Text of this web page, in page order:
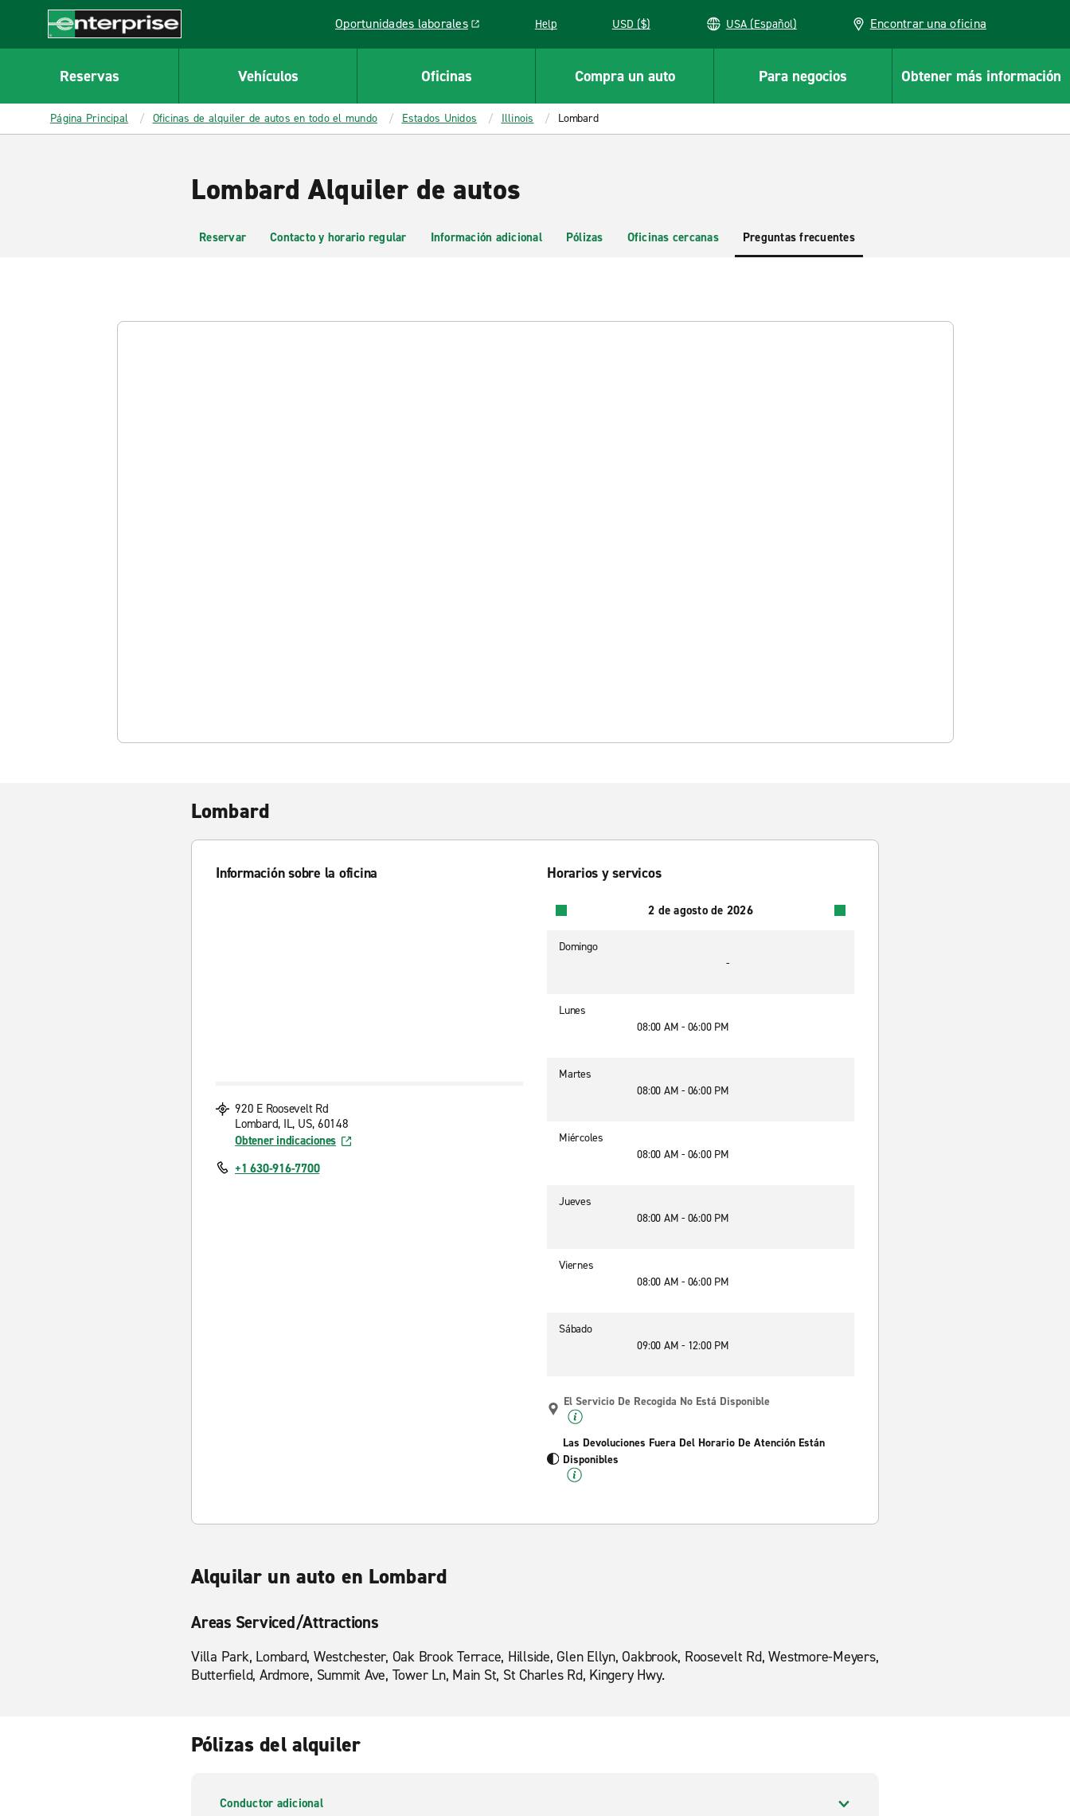
CONTENT
Enterprise
Oportunidades laborales
Link opens in a new window Help USD ($) USA (Español) Encontrar una oficina
Reservas Vehículos Oficinas Compra un auto Para negocios Obtener más información
Página Principal Oficinas de alquiler de autos en todo el mundo Estados Unidos Illinois Lombard
Lombard Alquiler de autos
Reservar Contacto y horario regular Información adicional Pólizas Oficinas cercanas Preguntas frecuentes
Lombard
Información sobre la oficina
920 E Roosevelt Rd
Lombard, IL, US, 60148
Obtener indicaciones
+1 630-916-7700
Horarios y servicos
2 de agosto de 2026
Domingo
-
Lunes
08:00 AM - 06:00 PM
Martes
08:00 AM - 06:00 PM
Miércoles
08:00 AM - 06:00 PM
Jueves
08:00 AM - 06:00 PM
Viernes
08:00 AM - 06:00 PM
Sábado
09:00 AM - 12:00 PM
El Servicio De Recogida No Está Disponible
Las Devoluciones Fuera Del Horario De Atención Están
Disponibles
Alquilar un auto en Lombard
Areas Serviced/Attractions
Villa Park, Lombard, Westchester, Oak Brook Terrace, Hillside, Glen Ellyn, Oakbrook, Roosevelt Rd, Westmore-Meyers,
Butterfield, Ardmore, Summit Ave, Tower Ln, Main St, St Charles Rd, Kingery Hwy.
Pólizas del alquiler
Conductor adicional